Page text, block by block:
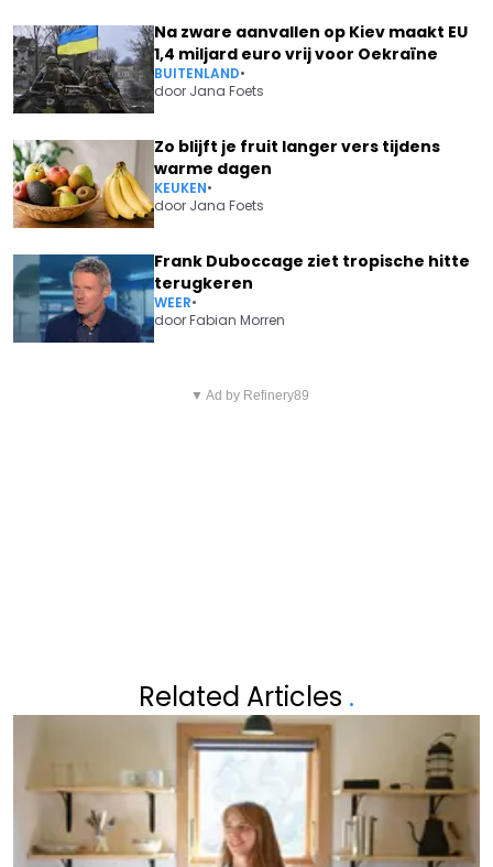
Na zware aanvallen op Kiev maakt EU
1,4 miljard euro vrij voor Oekraïne
BUITENLAND•
door Jana Foets
Zo blijft je fruit langer vers tijdens
warme dagen
KEUKEN•
door Jana Foets
Frank Duboccage ziet tropische hitte
terugkeren
WEER•
doorFabian Morren
SAM GOORIS GEEFT HET
▼ Ad by Refinery89
Related Articles .